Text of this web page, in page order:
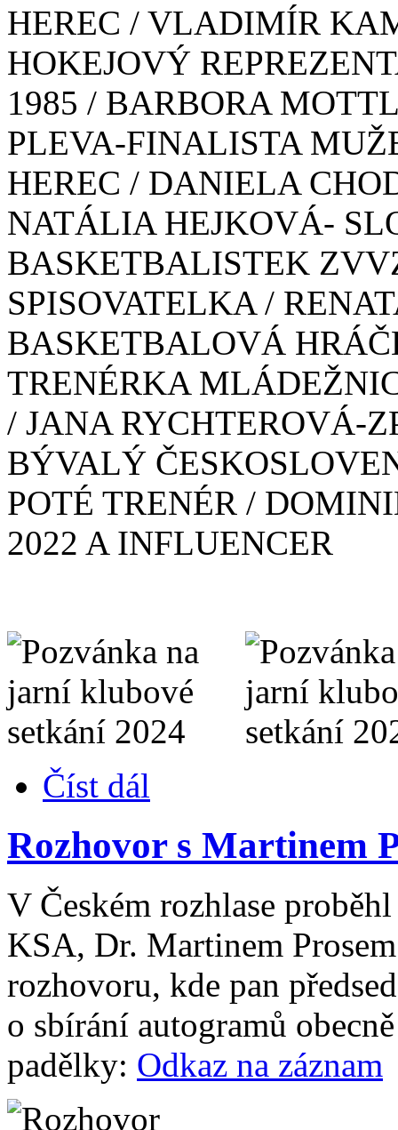
HEREC / VLADIMÍR
HOKEJOVÝ
1985 / BARBORA
PLEVA-FINALISTA
HEREC / DANIELA
NATÁLIA HEJKOVÁ-
BASKETBALISTEK
SPISOVATELKA /
BASKETBALOVÁ
TRENÉRKA
/ JANA RYCHTEROVÁ-
BÝVALÝ
POTÉ TRENÉR /
2022 A INFLUENCER
Číst dál
Rozhovor s Martinem
V Českém rozhlase
KSA, Dr. Martinem
rozhovoru, kde pan
o sbírání autogramů
padělky: Odkaz na záznam